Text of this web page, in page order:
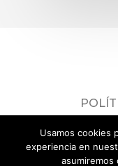
Consulta
© 2026
Usamos cookies
experiencia en
asumiremos